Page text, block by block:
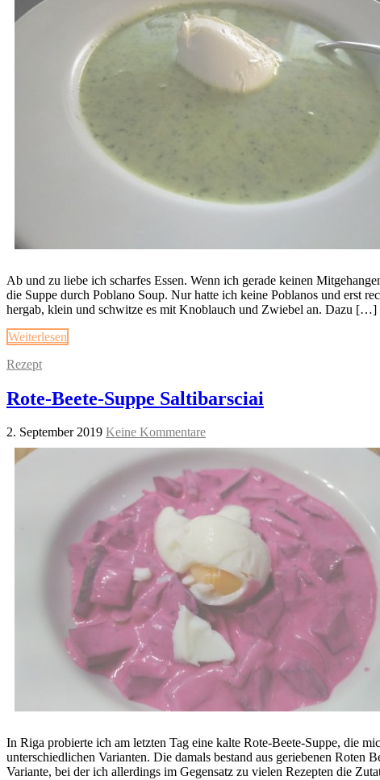
Ab und zu liebe ich scharfes Essen. Wenn ich gerade keinen
die Suppe durch Poblano Soup. Nur hatte ich keine Poblanos und erst
hergab, klein und schwitze es mit Knoblauch und Zwiebel an. Dazu […]
Weiterlesen
Rezept
Rote-Beete-Suppe Saltibarsciai
2. September 2019 Keine Kommentare
In Riga probierte ich am letzten Tag eine kalte Rote-Beete-Suppe, die
unterschiedlichen Varianten. Die damals bestand aus geriebenen
Variante, bei der ich allerdings im Gegensatz zu vielen Rezepten die